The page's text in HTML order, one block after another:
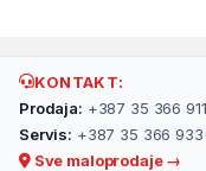
KONTAKT:
Prodaja: +387 35 366 911
Servis: +387 35 366 933
Sve maloprodaje →